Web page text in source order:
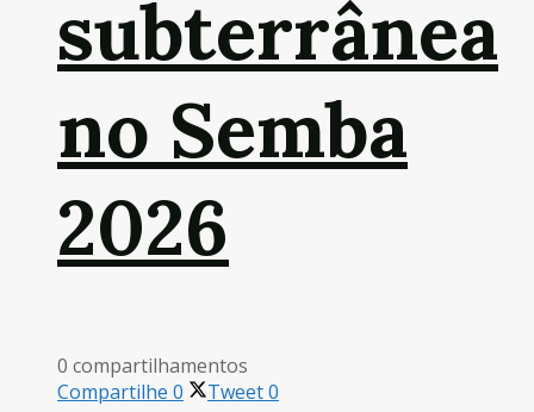
subterrânea
no Semba
2026
0 compartilhamentos
Compartilhe 0 Tweet0